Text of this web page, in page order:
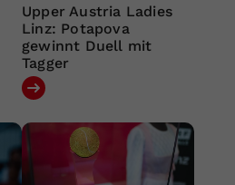
Upper Austria Ladies
Linz: Potapova
gewinnt Duell mit
Tagger